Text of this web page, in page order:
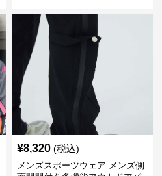
¥8,320 (税込)
メンズスポーツウェア メンズ側